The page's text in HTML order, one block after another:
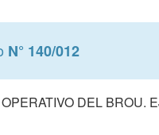
N° 140/012
DEL BROU.